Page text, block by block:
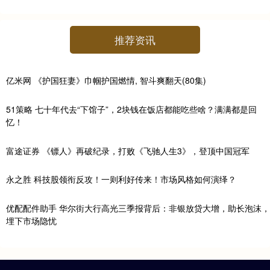
推荐资讯
亿米网 《护国狂妻》巾帼护国燃情, 智斗爽翻天(80集)
51策略 七十年代去“下馆子”，2块钱在饭店都能吃些啥？满满都是回
忆！
富途证券 《镖人》再破纪录，打败《飞驰人生3》，登顶中国冠军
永之胜 科技股领衔反攻！一则利好传来！市场风格如何演绎？
优配配件助手 华尔街大行高光三季报背后：非银放贷大增，助长泡沫，
埋下市场隐忧